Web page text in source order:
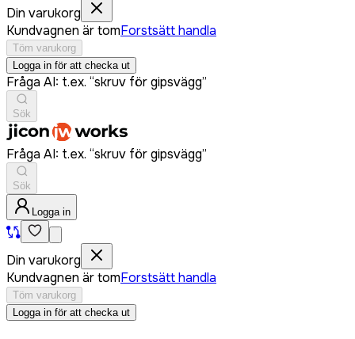
Din varukorg
Kundvagnen är tomForstsätt handla
Töm varukorg
Logga in för att checka ut
Fråga AI: t.ex. “skruv för gipsvägg”
Sök
Fråga AI: t.ex. “skruv för gipsvägg”
Sök
Logga in
Din varukorg
Kundvagnen är tomForstsätt handla
Töm varukorg
Logga in för att checka ut